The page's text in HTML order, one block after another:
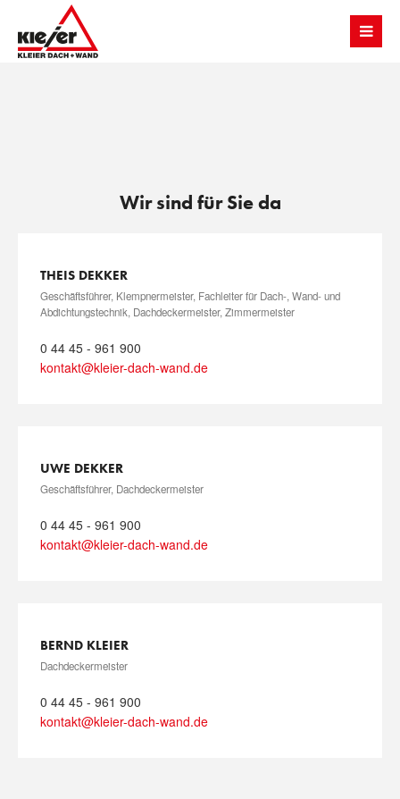
Wir sind für Sie da
THEIS DEKKER
Geschäftsführer, Klempnermeister, Fachleiter für Dach-, Wand- und
Abdichtungstechnik, Dachdeckermeister, Zimmermeister
0 44 45 - 961 900
kontakt@kleier-dach-wand.de
UWE DEKKER
Geschäftsführer, Dachdeckermeister
0 44 45 - 961 900
kontakt@kleier-dach-wand.de
BERND KLEIER
Dachdeckermeister
0 44 45 - 961 900
kontakt@kleier-dach-wand.de